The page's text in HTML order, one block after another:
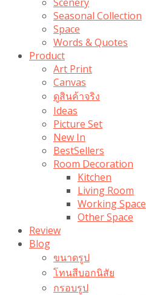
Seasonal Collection
Space
Words & Quotes
Product
Art Print
Canvas
ดูสินค้าจริง
Ideas
Picture Set
New In
BestSellers
Room Decoration
Kitchen
Living Room
Working Space
Other Space
Review
Blog
ขนาดรูป
โทนสีบอกนิสัย
กรอบรูป